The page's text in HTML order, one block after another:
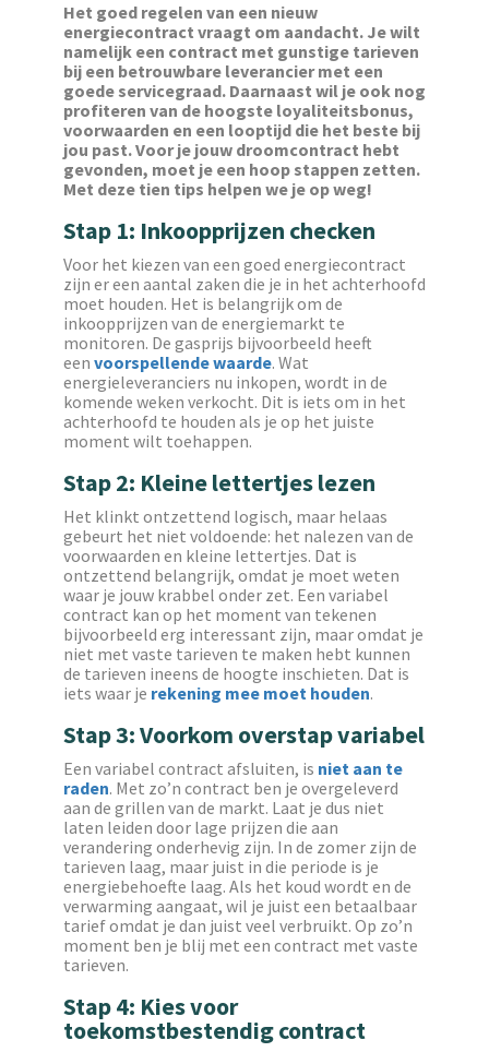
‌Het goed regelen van een nieuw
energiecontract vraagt om aandacht. Je wilt
namelijk een contract met gunstige tarieven
bij een betrouwbare leverancier met een
goede servicegraad. Daarnaast wil je ook nog
profiteren van de hoogste loyaliteitsbonus,
voorwaarden en een looptijd die het beste bij
jou past. Voor je jouw droomcontract hebt
gevonden, moet je een hoop stappen zetten.
Met deze tien tips helpen we je op weg!
Stap 1: Inkoopprijzen checken
Voor het kiezen van een goed energiecontract
zijn er een aantal zaken die je in het achterhoofd
moet houden. Het is belangrijk om de
inkoopprijzen van de energiemarkt te
monitoren. De gasprijs bijvoorbeeld heeft
een voorspellende waarde. Wat
energieleveranciers nu inkopen, wordt in de
komende weken verkocht. Dit is iets om in het
achterhoofd te houden als je op het juiste
moment wilt toehappen.
Stap 2: Kleine lettertjes lezen
Het klinkt ontzettend logisch, maar helaas
gebeurt het niet voldoende: het nalezen van de
voorwaarden en kleine lettertjes. Dat is
ontzettend belangrijk, omdat je moet weten
waar je jouw krabbel onder zet. Een variabel
contract kan op het moment van tekenen
bijvoorbeeld erg interessant zijn, maar omdat je
niet met vaste tarieven te maken hebt kunnen
de tarieven ineens de hoogte inschieten. Dat is
iets waar je rekening mee moet houden.
Stap 3: Voorkom overstap variabel
Een variabel contract afsluiten, is niet aan te
raden. Met zo’n contract ben je overgeleverd
aan de grillen van de markt. Laat je dus niet
laten leiden door lage prijzen die aan
verandering onderhevig zijn. In de zomer zijn de
tarieven laag, maar juist in die periode is je
energiebehoefte laag. Als het koud wordt en de
verwarming aangaat, wil je juist een betaalbaar
tarief omdat je dan juist veel verbruikt. Op zo’n
moment ben je blij met een contract met vaste
tarieven.
Stap 4: Kies voor
toekomstbestendig contract